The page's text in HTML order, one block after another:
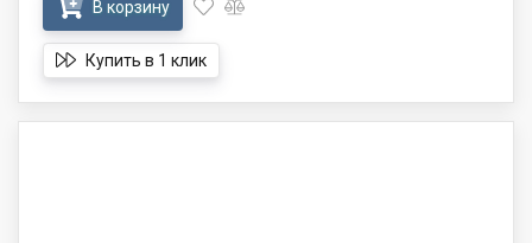
В корзину
Купить в 1 клик